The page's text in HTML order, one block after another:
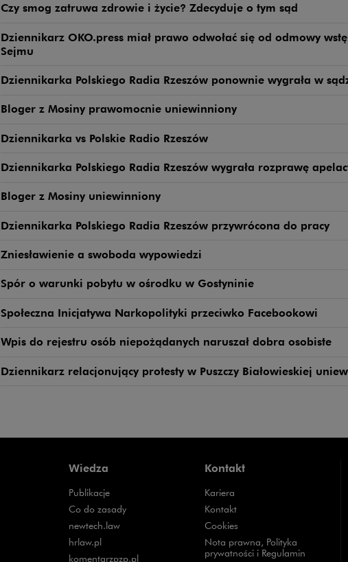
Czy smog zatruwa zdrowie i życie? Zdecyduje o tym sąd
Dziennikarz OKO.press miał prawo odwołać się od odmowy
Sejmu
Dziennikarka Polskiego Radia Rzeszów ponownie wygrała w
Bloger z Mosiny prawomocnie uniewinniony
Dziennikarka vs Polskie Radio Rzeszów
Dziennikarka Polskiego Radia Rzeszów wygrała rozprawę
Bloger z Mosiny uniewinniony
Dziennikarka Polskiego Radia Rzeszów przywrócona do pracy
Zniesławienie a swoboda wypowiedzi
Spór o warunki pobytu w ośrodku w Gostyninie
Społeczna Inicjatywa Narkopolityki przeciwko Facebookowi
Wpis do rejestru osób niepożądanych naruszał dobra osobiste
Dziennikarz relacjonujący protesty w Puszczy Białowieskiej
Wiedza
Publikacje
Co do zasadyUwaga, link zostanie otwarty w nowym oknie
newtech.lawUwaga, link zostanie otwarty w nowym oknie
hrlaw.plUwaga, link zostanie otwarty w nowym oknie
komentarzpzp.plUwaga, link zostanie otwarty w nowym oknie
Kontakt
Kariera
Kontakt
Cookies
Nota prawna, Polityka
prywatności i Regulamin